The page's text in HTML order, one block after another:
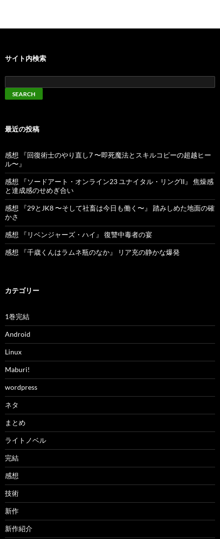
サイト内検索
最近の投稿
感想 『回復術士のやり直し7 〜即死魔法とスキルコピーの超越ヒー
ル〜』
感想 『ソードアート・オンライン23 ユナイタル・リングII』 焦燥感
と達成感のせめぎ合い
感想 『29とJK8 〜そして社畜は今日も働く〜』 踏みしめた地面の確
かさ
感想 『リベンジャーズ・ハイ』 復讐中毒者の宴
感想 『千歳くんはラムネ瓶のなか』 リア充の静かな爆発
カテゴリー
1巻完結
Android
Linux
Maburi!
wordpress
ネタ
まとめ
ライトノベル
完結
感想
技術
新作
新作紹介